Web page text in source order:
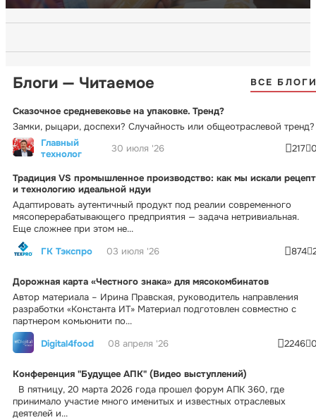
Блоги — Читаемое ВСЕ
Сказочное средневековье на упаковке. Тренд?
Замки, рыцари, доспехи? Случайность или общеотраслевой тренд?
Главный
технолог
30 июля '26 217
Традиция VS промышленное производство: как мы искали рецепт
и технологию идеальной ндуи
Адаптировать аутентичный продукт под реалии современного
мясоперерабатывающего предприятия — задача нетривиальная.
Еще сложнее при этом не...
ГК Тэкспро
03 июля '26 874
Дорожная карта «Честного знака» для мясокомбинатов
Автор материала – Ирина Правская, руководитель направления
разработки «Константа ИТ» Материал подготовлен совместно с
партнером комьюнити по...
Digital4food
08 апреля '26 2246
Конференция "Будущее АПК" (Видео выступлений)
В пятницу, 20 марта 2026 года прошел форум АПК 360, где
принимало участие много именитых и известных отраслевых
деятелей и...